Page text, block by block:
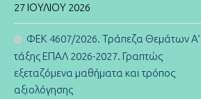
27 ΙΟΥΛΊΟΥ 2026
ΦΕΚ 4607/2026. Τράπεζα Θεμάτων Α’
τάξης ΕΠΑΛ 2026-2027. Γραπτώς
εξεταζόμενα μαθήματα και τρόπος
αξιολόγησης